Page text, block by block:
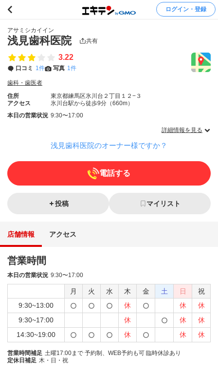
ログイン・登録
アサミシカイイン
浅見歯科医院 共有
3.22
口コミ 1件 写真 1件
歯科・歯医者
住所
東京都練馬区氷川台２丁目１２−３
アクセス
氷川台駅から徒歩9分（660m）
本日の営業状況 9:30〜17:00
詳細情報を見る
浅見歯科医院のオーナー様ですか？
電話する
投稿 マイリスト
店舗情報 アクセス
営業時間
本日の営業状況 9:30〜17:00
月 火 水 木 金 土 日
祝
9:30~13:00
休 休
休
9:30~17:00
休 休
休
14:30~19:00
休 休 休
営業時間補足 土曜17:00まで 予約制、WEB予約も可 臨時休診あり
定休日補足 木・日・祝